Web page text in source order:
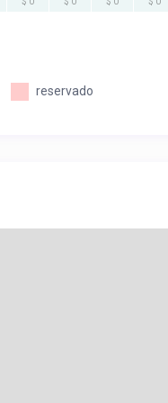
reservado